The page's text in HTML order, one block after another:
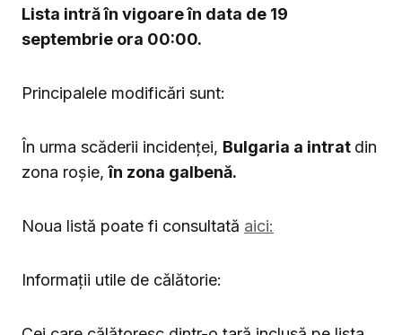
Lista intră în vigoare în data de 19
septembrie ora 00:00.
Principalele modificări sunt:
În urma scăderii incidenței, Bulgaria a intrat din
zona roșie,în zona galbenă.
Noua listă poate fi consultată aici:
Informații utile de călătorie: